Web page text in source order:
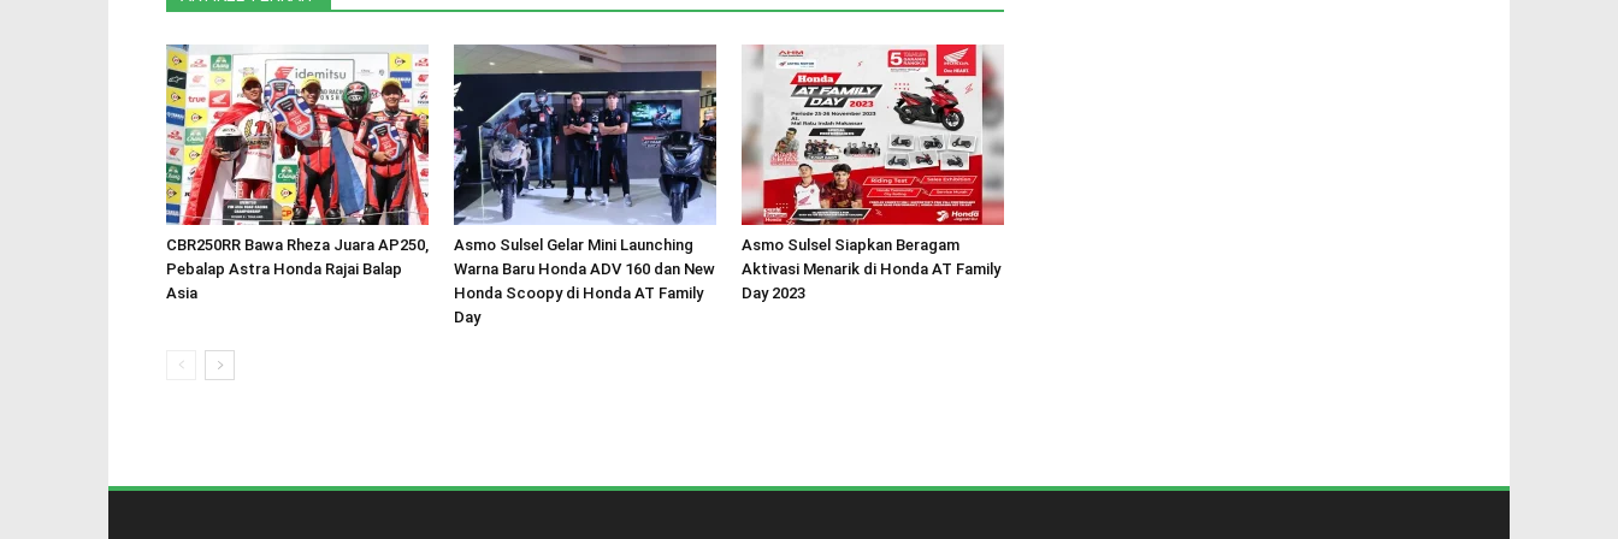
CBR250RR Bawa Rheza Juara AP250,
Pebalap Astra Honda Rajai Balap
Asia
Asmo Sulsel Gelar Mini Launching
Warna Baru Honda ADV 160 dan New
Honda Scoopy di Honda AT Family
Day
Asmo Sulsel Siapkan Beragam
Aktivasi Menarik di Honda AT Family
Day 2023